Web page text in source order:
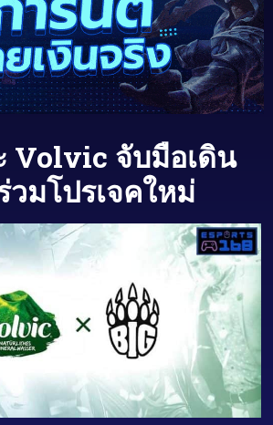
Volvic จับมือเดิน
มโปรเจคใหม่